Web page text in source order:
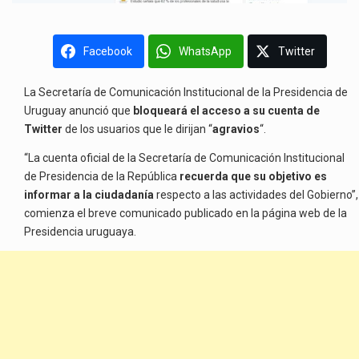
Facebook WhatsApp Twitter
La Secretaría de Comunicación Institucional de la Presidencia de
Uruguay anunció que bloqueará el acceso a su cuenta de
Twitter de los usuarios que le dirijan “agravios“.
“La cuenta oficial de la Secretaría de Comunicación Institucional
de Presidencia de la República recuerda que su objetivo es
informar a la ciudadanía respecto a las actividades del Gobierno”,
comienza el breve comunicado publicado en la página web de la
Presidencia uruguaya.